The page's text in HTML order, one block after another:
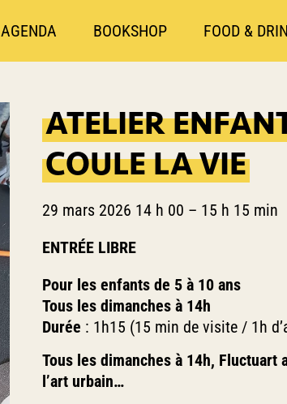
AGENDA BOOKSHOP FOOD &
ATELIER
COULE LA VIE
29 mars 2026 14 h 00 – 15 h 15 min
ENTRÉE LIBRE
Pour les enfants de 5 à 10 ans
Tous les dimanches à 14h
Durée : 1h15 (15 min de visite / 1h
Tous les dimanches à 14h,
l’art urbain…